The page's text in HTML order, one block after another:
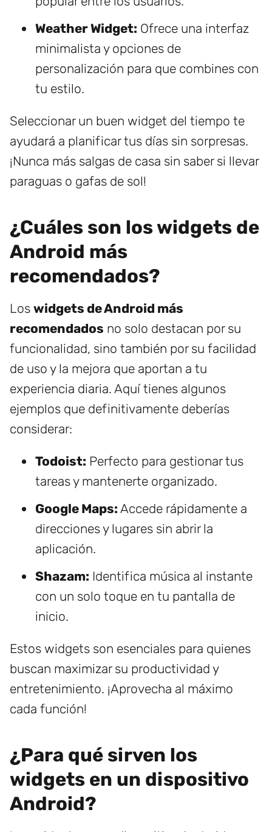
Weather Widget: Ofrece una interfaz
minimalista y opciones de
personalización para que combines con
tu estilo.
Seleccionar un buen widget del tiempo te
ayudará a planificar tus días sin sorpresas.
¡Nunca más salgas de casa sin saber si llevar
paraguas o gafas de sol!
¿Cuáles son los widgets de
Android más
recomendados?
Los widgets de Android más
recomendados no solo destacan por su
funcionalidad, sino también por su facilidad
de uso y la mejora que aportan a tu
experiencia diaria. Aquí tienes algunos
ejemplos que definitivamente deberías
considerar:
Todoist: Perfecto para gestionar tus
tareas y mantenerte organizado.
Google Maps: Accede rápidamente a
direcciones y lugares sin abrir la
aplicación.
Shazam: Identifica música al instante
con un solo toque en tu pantalla de
inicio.
Estos widgets son esenciales para quienes
buscan maximizar su productividad y
entretenimiento. ¡Aprovecha al máximo
cada función!
¿Para qué sirven los
widgets en un dispositivo
Android?